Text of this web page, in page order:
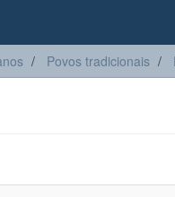
Povos tradicionais